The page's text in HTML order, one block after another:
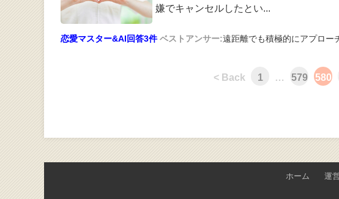
嫌でキャンセルしたとい...
恋愛マスター&AI回答3件 ベストアンサー:遠距離でも積極的にアプロー
< Back 1 … 579 580
ホーム 運